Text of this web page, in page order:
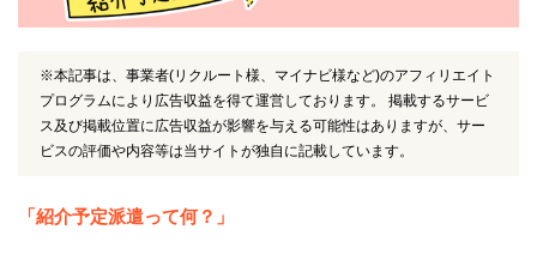
※本記事は、事業者(リクルート様、マイナビ様など)のアフィリエイト
プログラムにより広告収益を得て運営しております。 掲載するサービ
ス及び掲載位置に広告収益が影響を与える可能性はありますが、サー
ビスの評価や内容等は当サイトが独自に記載しています。
「紹介予定派遣って何？」